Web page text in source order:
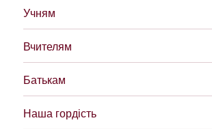
Учням
Вчителям
Батькам
Наша гордість